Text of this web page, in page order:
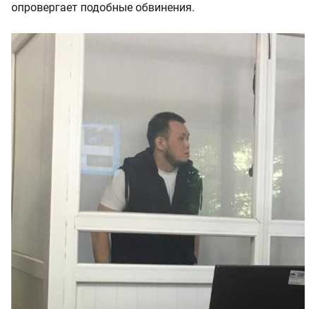
опровергает подобные обвинения.